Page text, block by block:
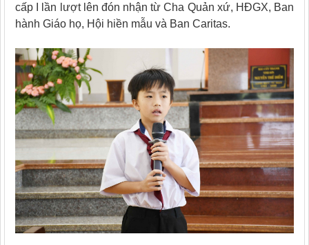
cấp I lần lượt lên đón nhận từ Cha Quản xứ, HĐGX, Ban
hành Giáo họ, Hội hiền mẫu và Ban Caritas.